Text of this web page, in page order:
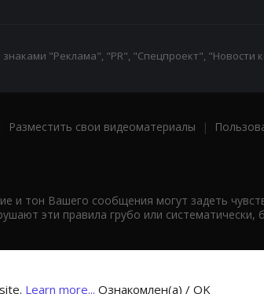
"Реклама", "PR", "Спецпроект", "Новости
Разместить свои видеоматериалы |
тон Вашего сообщения могут задеть
эти правила грубо или систематически,
Learn more... Ознакомлен(а) / OK